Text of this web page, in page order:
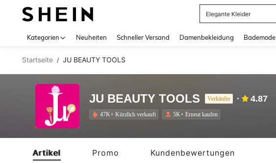
Sommerkleid Damen
Kategorien Neuheiten Schneller Versand Damenbekleidung Bademode
Startseite / JU BEAUTY TOOLS
JU BEAUTY TOOLS Verkäufer 4.87
47K+ Kürzlich verkauft 5K+ Erneut kaufen
Artikel Promo Kundenbewertungen